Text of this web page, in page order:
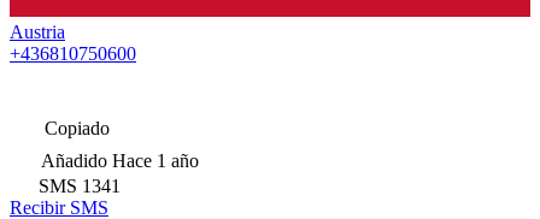
Austria
+436810750600
Copiado
Añadido Hace 1 año
SMS 1341
Recibir SMS